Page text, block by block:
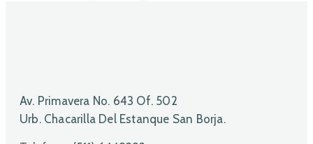
Av. Primavera No. 643 Of. 502
Urb. Chacarilla Del Estanque San Borja.